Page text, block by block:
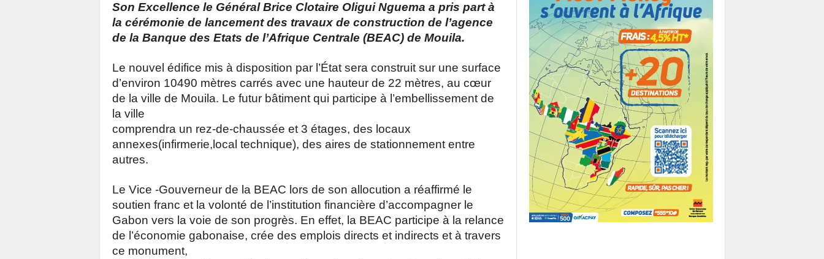
Son Excellence le Général Brice Clotaire Oligui Nguema a pris part à
la cérémonie de lancement des travaux de construction de l’agence
de la Banque des Etats de l’Afrique Centrale (BEAC) de Mouila.
Le nouvel édifice mis à disposition par l’État sera construit sur une surface
d’environ 10490 mètres carrés avec une hauteur de 22 mètres, au cœur
de la ville de Mouila. Le futur bâtiment qui participe à l’embellissement de
la ville
comprendra un rez-de-chaussée et 3 étages, des locaux
annexes(infirmerie,local technique), des aires de stationnement entre
autres.
Le Vice ‐Gouverneur de la BEAC lors de son allocution a réaffirmé le
soutien franc et la volonté de l’institution financière d’accompagner le
Gabon vers la voie de son progrès. En effet, la BEAC participe à la relance
de l’économie gabonaise, crée des emplois directs et indirects et à travers
ce monument,